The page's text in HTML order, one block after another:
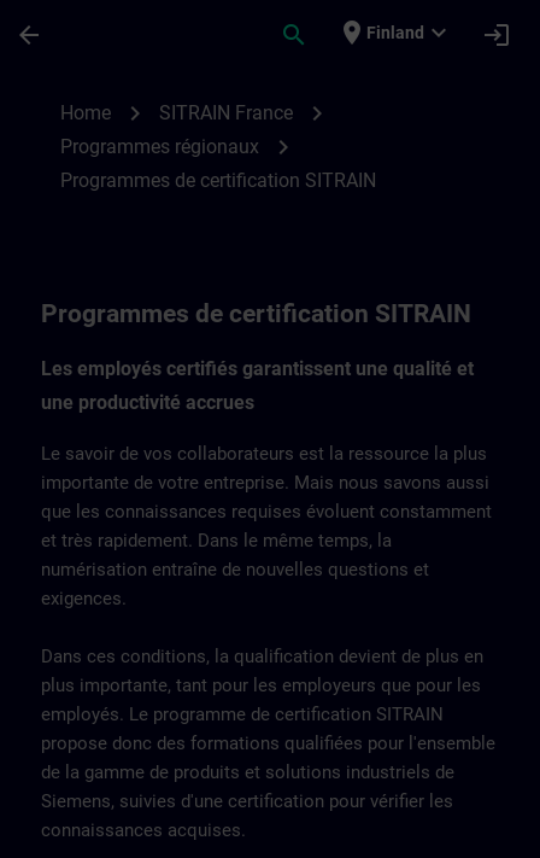
arrow_back search place Finland expand_more login
Home chevron_right SITRAIN France chevron_right
Programmes régionaux chevron_right
Programmes de certification SITRAIN
Programmes de certification SITRAIN
Les employés certifiés garantissent une qualité et
une productivité accrues
Le savoir de vos collaborateurs est la ressource la plus
importante de votre entreprise. Mais nous savons aussi
que les connaissances requises évoluent constamment
et très rapidement. Dans le même temps, la
numérisation entraîne de nouvelles questions et
exigences.
Dans ces conditions, la qualification devient de plus en
plus importante, tant pour les employeurs que pour les
employés. Le programme de certification SITRAIN
propose donc des formations qualifiées pour l'ensemble
de la gamme de produits et solutions industriels de
Siemens, suivies d'une certification pour vérifier les
connaissances acquises.